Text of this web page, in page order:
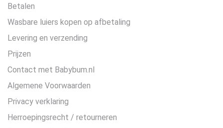
Betalen
Wasbare luiers kopen op afbetaling
Levering en verzending
Prijzen
Contact met Babybum.nl
Algemene Voorwaarden
Privacy verklaring
Herroepingsrecht / retourneren